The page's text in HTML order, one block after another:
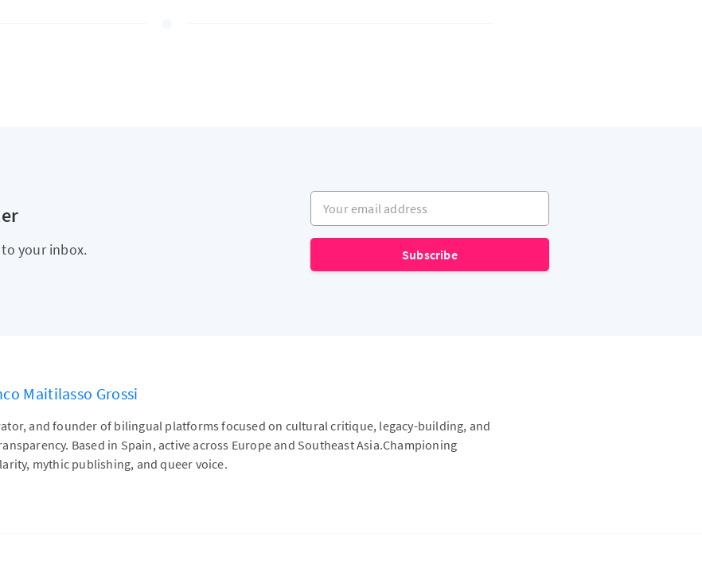
your inbox.
Your email address
Subscribe
Maitilasso Grossi
and founder of bilingual platforms focused on cultural critique, legacy-building, and
Based in Spain, active across Europe and Southeast Asia.Championing
mythic publishing, and queer voice.